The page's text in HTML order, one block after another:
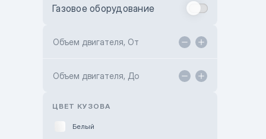
Toyota Kokshetau
Hyundai ShymCity
Газовое оборудование
Объем двигателя, От
Объем двигателя, До
ЦВЕТ КУЗОВА
Белый